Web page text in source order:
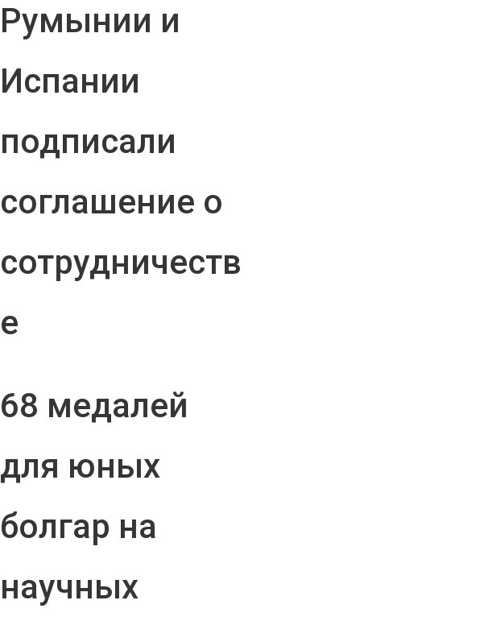
Румынии и
Испании
подписали
соглашение о
сотрудничеств
е
68 медалей
для юных
болгар на
научных